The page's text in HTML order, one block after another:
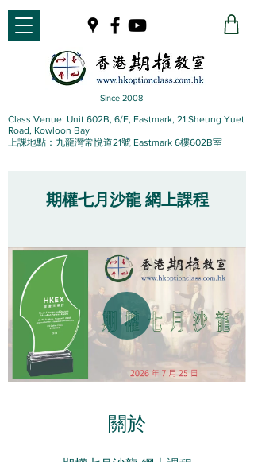
Since 2008
Class Venue: Unit 602B, 6/F, Eastmark, 21 Sheung Yuet
Road, Kowloon Bay
上課地點：九龍灣常悅道21號 Eastmark 6樓602B室
期權七月沙龍 網上課程
關於